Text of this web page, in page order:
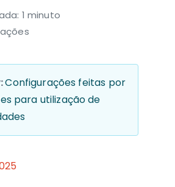
1 minuto
Configurações feitas por
para utilização de